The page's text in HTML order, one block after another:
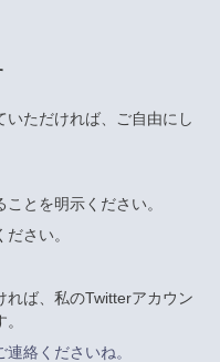
いただければ、ご自由にし
とを明示ください。
さい。
れば、私のTwitterアカウン
連絡くださいね。